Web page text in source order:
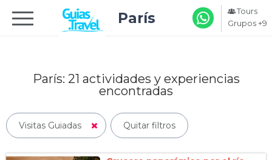
París
Tours
Grupos +9
París: 21 actividades y experiencias
encontradas
Visitas Guiadas Quitar filtros